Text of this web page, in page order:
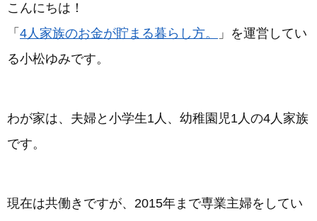
こんにちは！
「 4人家族のお金が貯まる暮らし方。
」を運営してい
る小松ゆみです。
わが家は、夫婦と小学生1人、幼稚園児1人の4人家族
です。
現在は共働きですが、2015年まで専業主婦をしてい